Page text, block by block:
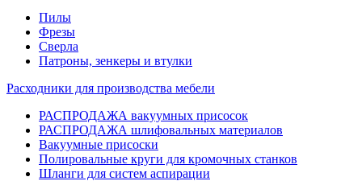
Пилы
Фрезы
Сверла
Патроны, зенкеры и втулки
Расходники для производства мебели
РАСПРОДАЖА вакуумных присосок
РАСПРОДАЖА шлифовальных материалов
Вакуумные присоски
Полировальные круги для кромочных станков
Шланги для систем аспирации